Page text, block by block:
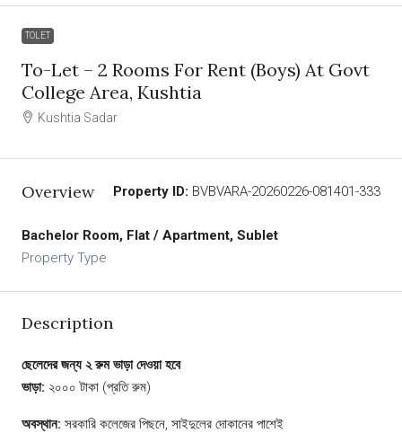
TOLET
To-Let – 2 Rooms For Rent (Boys) At Govt
College Area, Kushtia
Kushtia Sadar
Overview Property ID: BVBVARA-20260226-081401-333
Bachelor Room, Flat / Apartment, Sublet
Property Type
Description
ছেলেদের জন্য ২ রুম ভাড়া দেওয়া হবে
ভাড়া: ২০০০ টাকা (প্রতি রুম)
অবস্থান: সরকারি কলেজের পিছনে, সাইদুলের দোকানের পাশেই